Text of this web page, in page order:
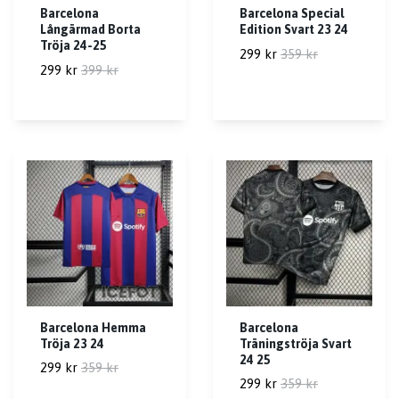
Barcelona
Långärmad Borta
Tröja 24-25
299 kr 399 kr
Barcelona Special
Edition Svart 23 24
299 kr 359 kr
Barcelona Hemma
Tröja 23 24
299 kr 359 kr
Barcelona
Träningströja Svart
24 25
299 kr 359 kr